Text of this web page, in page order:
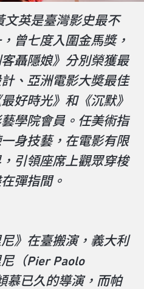
文英是臺灣影史最不
曾七度入圍金馬獎，
聶隱娘》分別榮獲最
、亞洲電影大奬最佳
好時光》和《沉默》
學院會員。任美術指
身技藝，在電影有限
引領座席上觀眾穿梭
彈指間。
》在臺搬演，義大利
（Pier Paolo
慕已久的導演，而帕